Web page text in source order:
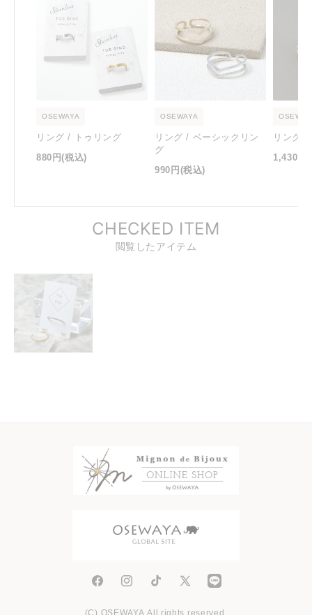
OSEWAYA
リング / トゥリング
880円(税込)
OSEWAYA
リング / ベーシックリン
グ
990円 (税込)
リング /
1,430円
CHECKED ITEM
閲覧したアイテム
FacebookInstagramTikTok
X
(C) OSEWAYA.All rights reserved.